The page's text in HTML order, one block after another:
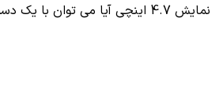
نمایش 4.7 اینچی آیا می توان با یک دست با آیفون کار کرد یا خیر؟ در زیر علاوه بر عکس های مقایسه ای در کنار آیفون 5s و اچ تی سی ام 8، عکس های دیگری از آیفون 6 را مشاهده می کنید.